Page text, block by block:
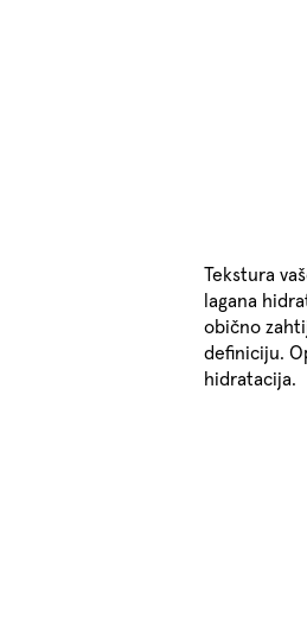
Tekstura
lagana
obično
definiciju.
hidratacija.